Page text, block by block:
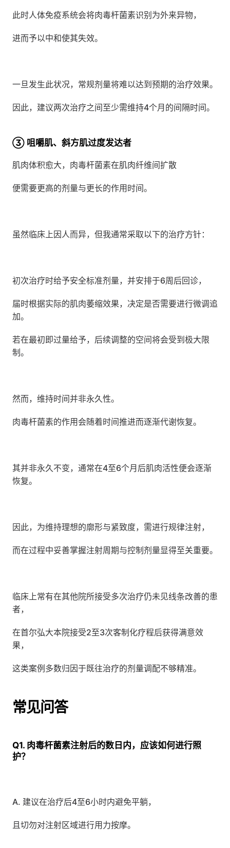
此时人体免疫系统会将肉毒杆菌素识别为外来异物，
进而予以中和使其失效。
一旦发生此状况，常规剂量将难以达到预期的治疗效果。
因此，建议两次治疗之间至少需维持4个月的间隔时间。
③ 咀嚼肌、斜方肌过度发达者
肌肉体积愈大，肉毒杆菌素在肌肉纤维间扩散
便需要更高的剂量与更长的作用时间。
虽然临床上因人而异，但我通常采取以下的治疗方针：
初次治疗时给予安全标准剂量，并安排于6周后回诊，
届时根据实际的肌肉萎缩效果，决定是否需要进行微调追
加。
若在最初即过量给予，后续调整的空间将会受到极大限
制。
然而，维持时间并非永久性。
肉毒杆菌素的作用会随着时间推进而逐渐代谢恢复。
其并非永久不变，通常在4至6个月后肌肉活性便会逐渐
恢复。
因此，为维持理想的廓形与紧致度，需进行规律注射，
而在过程中妥善掌握注射周期与控制剂量显得至关重要。
临床上常有在其他院所接受多次治疗仍未见线条改善的患
者，
在首尔弘大本院接受2至3次客制化疗程后获得满意效
果，
这类案例多数归因于既往治疗的剂量调配不够精准。
常见问答
Q1. 肉毒杆菌素注射后的数日内，应该如何进行照
护？
A. 建议在治疗后4至6小时内避免平躺，
且切勿对注射区域进行用力按摩。